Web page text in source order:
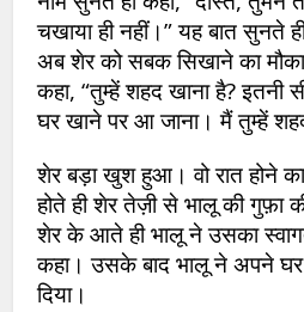
चखाया ही नहीं।” यह बात सुनते
अब शेर को सबक सिखाने का
कहा, “तुम्हें शहद खाना है? इतनी
घर खाने पर आ जाना। मैं तुम्हें
शेर बड़ा खुश हुआ। वो रात होने
होते ही शेर तेज़ी से भालू की गुफ़ा
शेर के आते ही भालू ने उसका
कहा। उसके बाद भालू ने अपने घर
दिया।